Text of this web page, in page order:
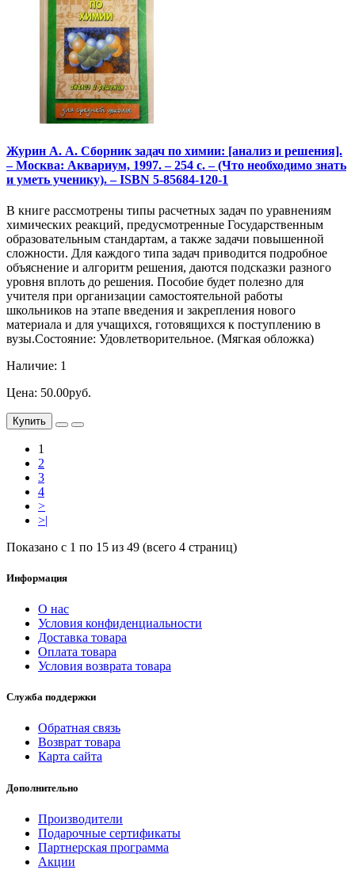
Журин А. А. Сборник задач по химии: [анализ и решения].
– Москва: Аквариум, 1997. – 254 с. – (Что необходимо знать
и уметь ученику). – ISBN 5-85684-120-1
В книге рассмотрены типы расчетных задач по уравнениям
химических реакций, предусмотренные Государственным
образовательным стандартам, а также задачи повышенной
сложности. Для каждого типа задач приводится подробное
объяснение и алгоритм решения, даются подсказки разного
уровня вплоть до решения. Пособие будет полезно для
учителя при организации самостоятельной работы
школьников на этапе введения и закрепления нового
материала и для учащихся, готовящихся к поступлению в
вузы.Состояние: Удовлетворительное. (Мягкая обложка)
Наличие: 1
Цена: 50.00руб.
Купить
1
2
3
4
>
>|
Показано с 1 по 15 из 49 (всего 4 страниц)
Информация
О нас
Условия конфиденциальности
Доставка товара
Оплата товара
Условия возврата товара
Служба поддержки
Обратная связь
Возврат товара
Карта сайта
Дополнительно
Производители
Подарочные сертификаты
Партнерская программа
Акции